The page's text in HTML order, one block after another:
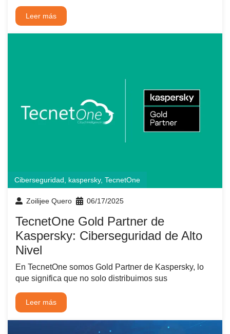
Leer más
Ciberseguridad, kaspersky, TecnetOne
Zoilijee Quero 06/17/2025
TecnetOne Gold Partner de
Kaspersky: Ciberseguridad de Alto
Nivel
En TecnetOne somos Gold Partner de Kaspersky, lo
que significa que no solo distribuimos sus
Leer más